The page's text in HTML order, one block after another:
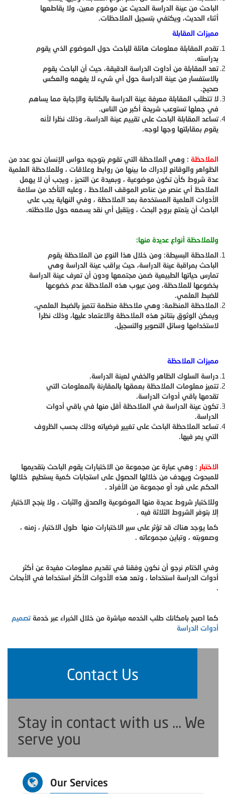
الباحث من عينة الدراسة الحديث عن موضوع معين، ولا يقاطعها
أثناء الحديث، ويكتفي بتسجيل الملاحظات.
مميزات المقابلة
تقدم المقابلة معلومات هائلة للباحث حول الموضوع الذي يقوم
بدراسته.
تعد المقابلة من أداوت الدراسة الدقيقة، حيث أن الباحث يقوم
بالاستفسار من عينة الدراسة حول أي شيء لا يفهمه والعكس
صحيح.
لا تتطلب المقابلة معرفة عينة الدراسة بالكتابة والإجابة مما يساهم
في جعلها تستوعب شريحة أكبر من الناس.
تساعد المقابلة الباحث على تقييم عينة الدراسة، وذلك نظرا لأنه
يقوم بمقابلتها وجها لوجه.
الملاحظة : وهي الملاحظة التي تقوم بتوجيه حواس الإنسان نحو عدد من
الظواهر والوقائع لإدراك ما بينها من روابط وعلاقات ، وللملاحظة العلمية
عدة شروط كأن تكون موضوعية ، وبعيدة عن التحيز ، ويجب أن لا يهمل
الملاحظ أي عنصر من عناصر الموقف الملاحظ ، وعليه التأكد من سلامة
الأدوات العلمية المستخدمة بعد الملاحظة ، وفي النهاية يجب على
الباحث أن يتمتع بروح البحث ، ويتقبل أي نقد يسمعه حول ملاحظته.
وللملاحظة أنواع عديدة منها:
الملاحظة البسيطة: ومن خلال هذا النوع من الملاحظة يقوم
الباحث بمراقبة عينة الدراسة، حيث يراقب عينة الدراسة وهي
تمارس حياتها الطبيعية ضمن مجتمعها ودون أن تعرف عينة الدراسة
بخضوعها للملاحظة، ومن عيوب هذه الملاحظة عدم خضوعها
للضبط العلمي.
الملاحظة المنظمة: وهي ملاحظة منظمة تتميز بالضبط العلمي،
ويمكن الوثوق بنتائج هذه الملاحظة والاعتماد عليها، وذلك نظرا
لاستخدامها وسائل التصوير والتسجيل.
مميزات الملاحظة
دراسة السلوك الظاهر والخفي لعينة الدراسة.
تتميز معلومات الملاحظة بعمقها بالمقارنة بالمعلومات التي
تقدمها باقي أدوات الدراسة.
تكون عينة الدراسة في الملاحظة أقل منها في باقي أدوات
الدراسة.
تساعد الملاحظة الباحث على تغيير فرضياته وذلك بحسب الظروف
التي يمر فيها.
الاختبار : وهي عبارة عن مجموعة من الاختبارات يقوم الباحث بتقديمها
للمبحوث ويهدف من خلالها الحصول على استجابات كمية يستطيع خلالها
الحكم على فرد أو مجموعة من الأفراد .
وللاختبار شروط عديدة منها الموضوعية والصدق والثبات ، ولا ينجح الاختبار
إلا بتوفر الشروط الثلاثة فيه .
كما يوجد هناك قد تؤثر على سير الاختبارات منها طول الاختبار ، زمنه ،
وصعوبته ، وتباين مجموعاته .
وفي الختام نرجو أن نكون وفقنا في تقديم معلومات مفيدة عن أكثر
أدوات الدراسة استخداما ، وتعد هذه الأدوات الأكثر استخداما في الأبحاث
.
كما اصبح بامكانك طلب الخدمه مباشرة من خلال الخبراء عبر خدمةتصميم
أدوات الدراسة
Contact Us
Stay in contact with us ... We
serve you
Our Services